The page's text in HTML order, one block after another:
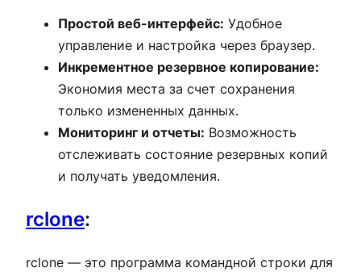
Простой веб-интерфейс: Удобное
управление и настройка через браузер.
Инкрементное резервное копирование:
Экономия места за счет сохранения
только измененных данных.
Мониторинг и отчеты: Возможность
отслеживать состояние резервных копий
и получать уведомления.
rclone:
rclone — это программа командной строки для